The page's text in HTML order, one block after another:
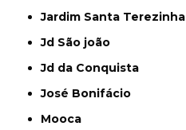
Jardim Santa Terezinha
Jd São joão
Jd da Conquista
José Bonifácio
Mooca